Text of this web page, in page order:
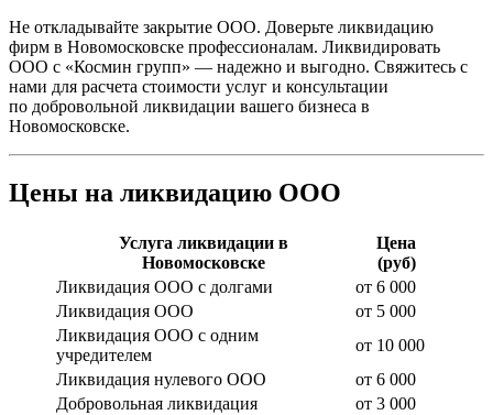
Не откладывайте закрытие ООО. Доверьте ликвидацию
фирм в Новомосковске профессионалам. Ликвидировать
ООО с «Космин групп» — надежно и выгодно. Свяжитесь с
нами для расчета стоимости услуг и консультации
по добровольной ликвидации вашего бизнеса в
Новомосковске.
Цены на ликвидацию ООО
Услуга ликвидации в
Новомосковске
Цена
(руб)
Ликвидация ООО с долгами
от 6 000
Ликвидация ООО
от 5 000
Ликвидация ООО с одним
учредителем
от 10 000
Ликвидация нулевого ООО
от 6 000
Добровольная ликвидация
от 3 000